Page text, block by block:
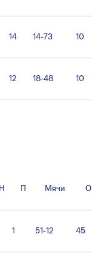
14 14-73 10
12 18-48 10
Н П Мячи О
1 51-12 45